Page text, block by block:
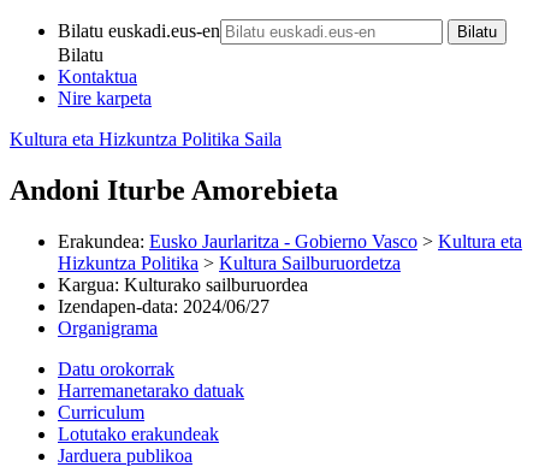
Bilatu euskadi.eus-en
Bilatu
Kontaktua
Nire karpeta
Kultura eta Hizkuntza Politika Saila
Andoni Iturbe Amorebieta
Erakundea: Eusko Jaurlaritza - Gobierno Vasco > Kultura eta
Hizkuntza Politika > Kultura Sailburuordetza
Kargua: Kulturako sailburuordea
Izendapen-data: 2024/06/27
Organigrama
Datu orokorrak
Harremanetarako datuak
Curriculum
Lotutako erakundeak
Jarduera publikoa